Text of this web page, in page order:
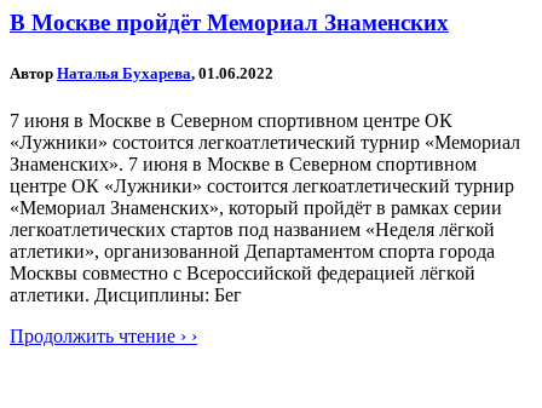
В Москве пройдёт Мемориал Знаменских
Автор Наталья Бухарева, 01.06.2022
7 июня в Москве в Северном спортивном центре ОК
«Лужники» состоится легкоатлетический турнир «Мемориал
Знаменских». 7 июня в Москве в Северном спортивном
центре ОК «Лужники» состоится легкоатлетический турнир
«Мемориал Знаменских», который пройдёт в рамках серии
легкоатлетических стартов под названием «Неделя лёгкой
атлетики», организованной Департаментом спорта города
Москвы совместно с Всероссийской федерацией лёгкой
атлетики. Дисциплины: Бег
Продолжить чтение › ›